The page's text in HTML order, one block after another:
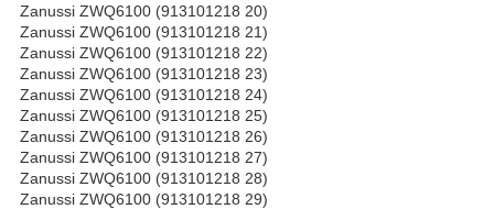
Zanussi ZWQ6100 (913101218 20)
Zanussi ZWQ6100 (913101218 21)
Zanussi ZWQ6100 (913101218 22)
Zanussi ZWQ6100 (913101218 23)
Zanussi ZWQ6100 (913101218 24)
Zanussi ZWQ6100 (913101218 25)
Zanussi ZWQ6100 (913101218 26)
Zanussi ZWQ6100 (913101218 27)
Zanussi ZWQ6100 (913101218 28)
Zanussi ZWQ6100 (913101218 29)